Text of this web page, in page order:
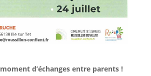
moment d’échanges entre parents !